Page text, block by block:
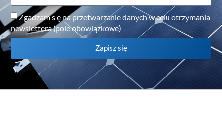
Zgadzam się na przetwarzanie danych w celu otrzymania
newslettera (pole obowiązkowe)
Zapisz się